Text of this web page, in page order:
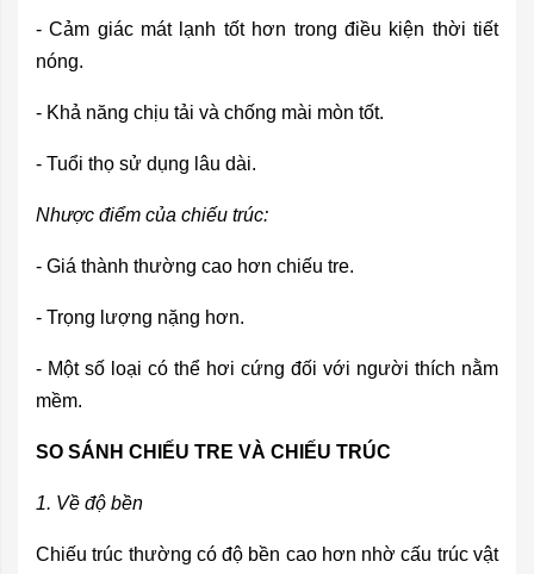
- Cảm giác mát lạnh tốt hơn trong điều kiện thời tiết
nóng.
- Khả năng chịu tải và chống mài mòn tốt.
- Tuổi thọ sử dụng lâu dài.
Nhược điểm của chiếu trúc:
- Giá thành thường cao hơn chiếu tre.
- Trọng lượng nặng hơn.
- Một số loại có thể hơi cứng đối với người thích nằm
mềm.
SO SÁNH CHIẾU TRE VÀ CHIẾU TRÚC
1. Về độ bền
Chiếu trúc thường có độ bền cao hơn nhờ cấu trúc vật